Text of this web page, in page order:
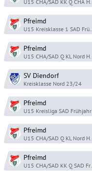
U15 CHA/SAD KK Q CHA Herbst 24
Pfreimd
U15 Kreisklasse 1 SAD Frühjahr 24
Pfreimd
U15 CHA/SAD Q KL Nord Herbst 23
SV Diendorf
Kreisklasse Nord 23/24
Pfreimd
U15 Kreisliga SAD Frühjahr 23
Pfreimd
U15 CHA/SAD Q KL Nord Herbst 22
Pfreimd
U15 CHA/SAD KK Q SAD Frühjahr 22